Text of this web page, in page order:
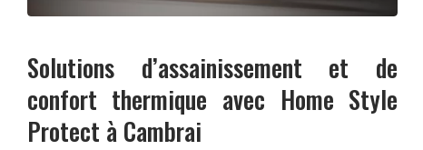
Solutions d’assainissement et de
confort thermique avec Home Style
Protect à Cambrai